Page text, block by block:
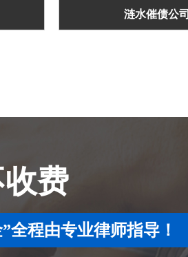
涟水催债公司
费
全程由专业律师指导！